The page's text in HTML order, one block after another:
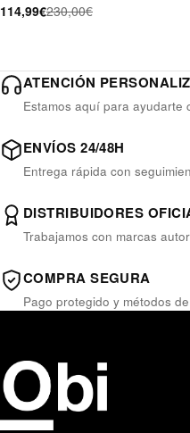
114,99€230,00€
ATENCIÓN
Estamos aquí para ayudarte
ENVÍOS 24/48H
Entrega rápida con
DISTRIBUIDORES
Trabajamos con marcas
COMPRA SEGURA
Pago protegido y métodos